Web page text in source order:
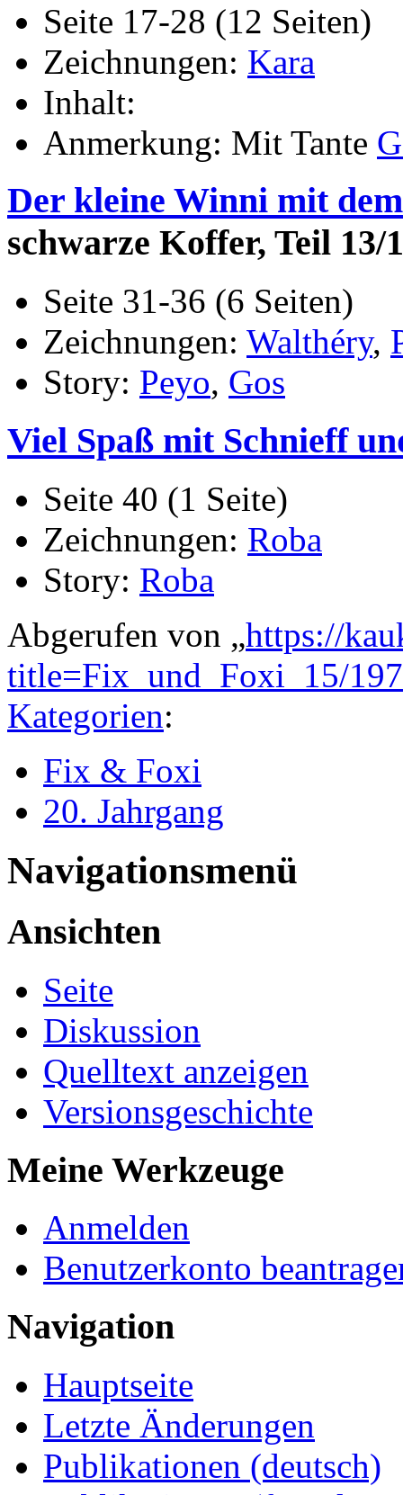
Seite 17-28 (12 Seiten)
Zeichnungen: Kara
Inhalt:
Anmerkung: Mit Tante
Der kleine Winni mit
schwarze Koffer, Teil 13/
Seite 31-36 (6 Seiten)
Zeichnungen: Walthéry,
Story: Peyo, Gos
Viel Spaß mit Schnieff
Seite 40 (1 Seite)
Zeichnungen: Roba
Story: Roba
Abgerufen von „https://
title=Fix_und_Foxi_15/
Kategorien:
Fix & Foxi
20. Jahrgang
Navigationsmenü
Ansichten
Seite
Diskussion
Quelltext anzeigen
Versionsgeschichte
Meine Werkzeuge
Anmelden
Benutzerkonto
Navigation
Hauptseite
Letzte Änderungen
Publikationen (deutsch)